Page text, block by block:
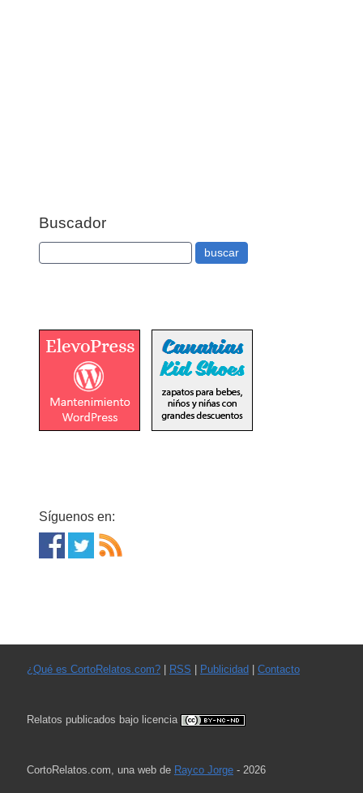
Buscador
Síguenos en:
¿Qué es CortoRelatos.com?| RSS Publicidad Contacto
Relatos publicados bajo licencia
CortoRelatos.com, una web de Rayco Jorge- 2026